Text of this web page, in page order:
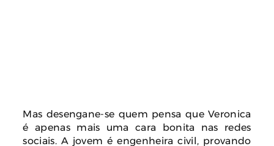
Mas desengane-se quem pensa que Veronica
é apenas mais uma cara bonita nas redes
sociais. A jovem é engenheira civil, provando